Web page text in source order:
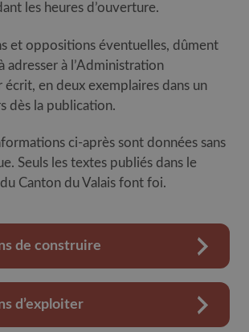
les heures d’ouverture.
et oppositions éventuelles, dûment
adresser à l’Administration
écrit, en deux exemplaires dans un
dès la publication.
ci-après sont données sans
Seuls les textes publiés dans le
Canton du Valais font foi.
de construire
d’exploiter